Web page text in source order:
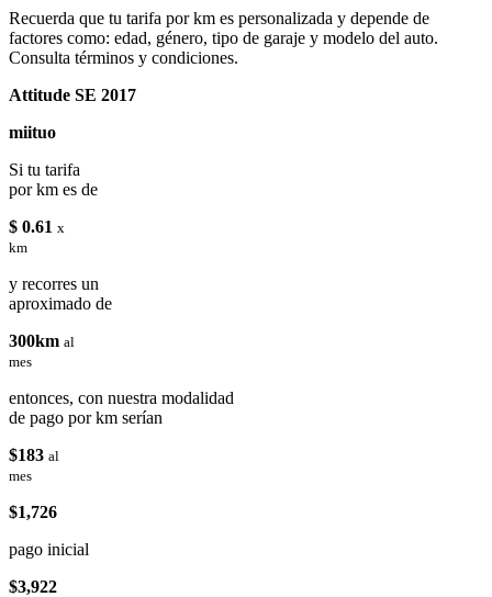
Recuerda que tu tarifa por km es personalizada y depende de
factores como: edad, género, tipo de garaje y modelo del auto.
Consulta términos y condiciones.
Attitude SE 2017
miituo
Si tu tarifa
por km es de
$ 0.61 x
km
y recorres un
aproximado de
300km al
mes
entonces, con nuestra modalidad
de pago por km serían
$183 al
mes
$1,726
pago inicial
$3,922